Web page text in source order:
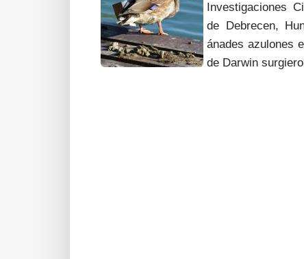
Investigaciones
de Debrecen,
ánades azulones
de Darwin